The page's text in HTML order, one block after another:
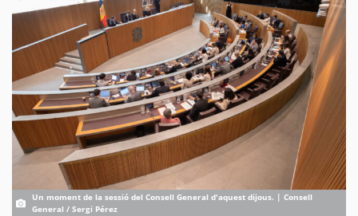
Un moment de la sessió del Consell General d'aquest dijous. | Consell
General / Sergi Pérez